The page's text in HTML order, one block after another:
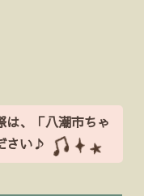
は、「八潮市ちゃ
さい♪